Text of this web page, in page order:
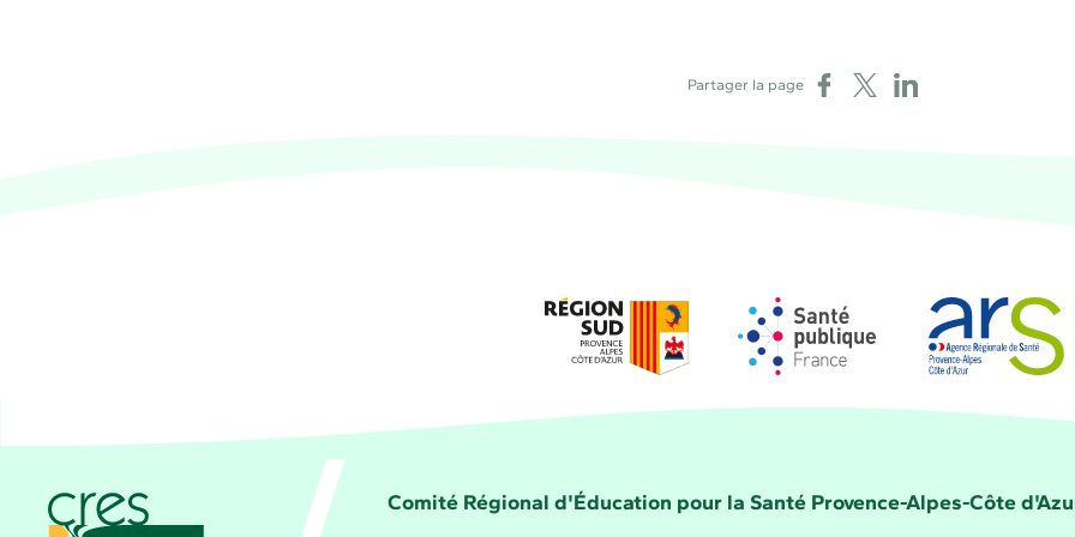
Partager la page Partager sur Facebook
Partager sur XPartager sur LinkedIn
Région Sud Santé publique FranceAgence
CRES Paca - Comité Régional d'Éducation pour la Santé Provence-Alpes-Côte d'Azur
Comité Régional d'Éducation pour la Santé Provence-Alpes-Côte